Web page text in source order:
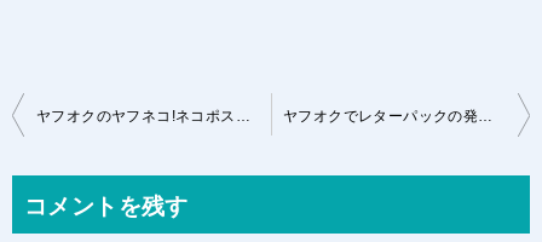
投
ビ
コメントを残す